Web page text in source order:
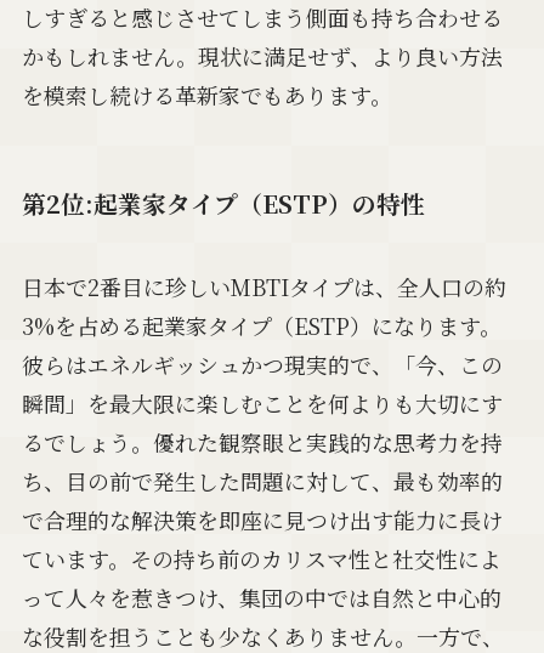
しすぎると感じさせてしまう側面も持ち合わせる
かもしれません。現状に満足せず、より良い方法
を模索し続ける革新家でもあります。
第2位:起業家タイプ（ESTP）の特性
日本で2番目に珍しいMBTIタイプは、全人口の約
3%を占める起業家タイプ（ESTP）になります。
彼らはエネルギッシュかつ現実的で、「今、この
瞬間」を最大限に楽しむことを何よりも大切にす
るでしょう。優れた観察眼と実践的な思考力を持
ち、目の前で発生した問題に対して、最も効率的
で合理的な解決策を即座に見つけ出す能力に長け
ています。その持ち前のカリスマ性と社交性によ
って人々を惹きつけ、集団の中では自然と中心的
な役割を担うことも少なくありません。一方で、